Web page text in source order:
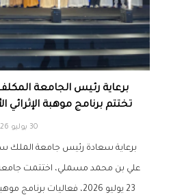
برعاية رئيس الجامعة
تختتم برنامج موهبة الإثرائي
30 يوليو 2026
برعاية سعادة رئيس جامعة الملك
علي بن محمد مسملي، اختتمت
23 يوليو 2026، فعاليات